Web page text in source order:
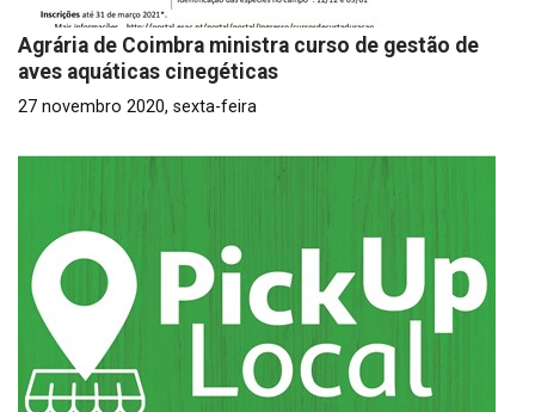
Agrária de Coimbra ministra curso de gestão de
aves aquáticas cinegéticas
27 novembro 2020, sexta-feira